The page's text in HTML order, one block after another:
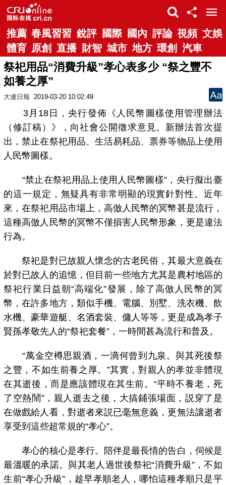
推薦 春風習習 銳評 國際 國內 評論 視頻 文娛
體育 原創 直播 財智 城市 地方 環創 汽車
祭祀用品“消費升級”孝心表多少 “祭之豐不
如養之厚”
大連日報 2019-03-20 10:02:49
3月18日，央行發佈《人民幣圖樣使用管理辦法
（修訂稿）》，向社會公開徵求意見。新辦法首次提
出，禁止在祭祀用品、生活易耗品、票券等物品上使用
人民幣圖樣。
“禁止在祭祀用品上使用人民幣圖樣”，央行擬出臺
的這一規定，無疑具有非常明顯的現實針對性。近年
來，在祭祀用品市場上，高倣人民幣的冥幣甚是流行，
這種高倣人民幣的冥幣不僅損害人民幣形象，更是違法
行為。
祭祀是對已故親人懷念的古老民俗，其最大意義在
於對已故人的追憶，但目前一些地方尤其是農村地區的
祭祀行業日益朝“高端化”發展，除了高倣人民幣的冥
幣，在許多地方，類似手機、電腦、別墅、洗衣機、飲
水機、豪華遊艇、名酒套裝、傭人等等，更是成為孝子
賢孫孝敬先人的“祭祀套餐”，一時間甚為流行和普及。
“萬金空樽思親酒，一滴何曾到九泉。與其死後祭
之豐，不如生前養之厚。”其實，對親人的孝並非體現
在其逝後，而是應該體現在其生前。“平時不養老，死
了空熱鬧”，親人逝去之後，大搞鋪張場面，説穿了是
在做戲給人看，對逝者來説已毫無意義，更無法讓逝者
享受到這些超常規的“孝心”。
孝心的核心是孝行。陪伴是最長情的告白，伺候是
最溫暖的承諾。與其老人過世後祭祀“消費升級”，不如
生前“孝心升級”，趁早孝順老人，哪怕這種孝順只是平